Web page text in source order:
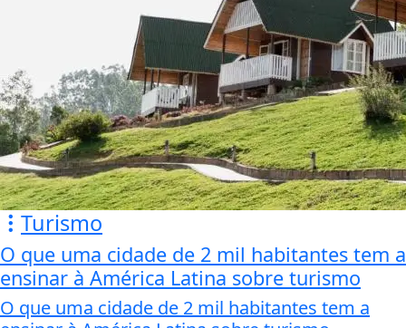
Turismo
O que uma cidade de 2 mil habitantes tem a
ensinar à América Latina sobre turismo
O que uma cidade de 2 mil habitantes tem a